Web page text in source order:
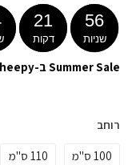
21
דקות
55
שניות
Summer Sale ב-Sheepy כל האתר עם פריט שני ב-40% הנחה
רוחב
100 ס"מ 110 ס"מ